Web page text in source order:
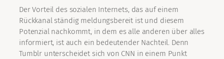
Der Vorteil des sozialen Internets, das auf einem
Rückkanal ständig meldungsbereit ist und diesem
Potenzial nachkommt, in dem es alle anderen über alles
informiert, ist auch ein bedeutender Nachteil. Denn
Tumblr unterscheidet sich von CNN in einem Punkt